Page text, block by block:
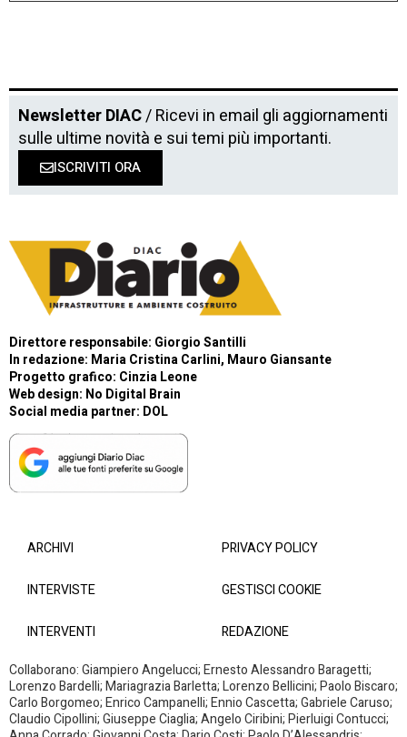
Newsletter DIAC/ Ricevi in email gli aggiornamenti
sulle ultime novità e sui temi più importanti.
ISCRIVITI ORA
Direttore responsabile: Giorgio Santilli
In redazione: Maria Cristina Carlini, Mauro Giansante
Progetto grafico: Cinzia Leone
Web design: No Digital Brain
Social media partner: DOL
ARCHIVI
INTERVISTE
INTERVENTI
PRIVACY POLICY
GESTISCI COOKIE
REDAZIONE
Collaborano: Giampiero Angelucci; Ernesto Alessandro Baragetti;
Lorenzo Bardelli; Mariagrazia Barletta; Lorenzo Bellicini; Paolo Biscaro;
Carlo Borgomeo; Enrico Campanelli; Ennio Cascetta; Gabriele Caruso;
Claudio Cipollini; Giuseppe Ciaglia; Angelo Ciribini; Pierluigi Contucci;